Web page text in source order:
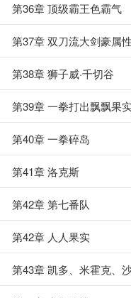
第36章 顶级霸王色霸气
第37章 双刀流大剑豪属
第38章 狮子威·千切谷
第39章 一拳打出飘飘果
第40章 一拳碎岛
第41章 洛克斯
第42章 第七番队
第42章 人人果实
第43章 凯多、米霍克、